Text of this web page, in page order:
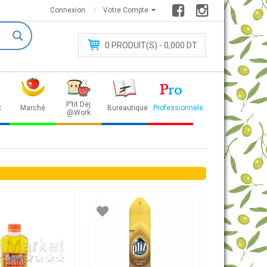
Votre Compte
Connexion
0 PRODUIT(S) - 0,000 DT
Marché
P’tit Dej
@Work
Bureautique Professionnels